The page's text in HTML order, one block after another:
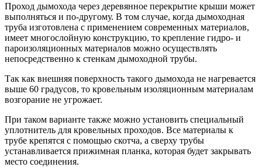
Проход дымохода через деревянное перекрытие крыши может
выполняться и по-другому. В том случае, когда дымоходная
труба изготовлена с применением современных материалов,
имеет многослойную конструкцию, то крепление гидро- и
пароизоляционных материалов можно осуществлять
непосредственно к стенкам дымоходной трубы.
Так как внешняя поверхность такого дымохода не нагревается
выше 60 градусов, то кровельным изоляционным материалам
возгорание не угрожает.
При таком варианте также можно установить специальный
уплотнитель для кровельных проходов. Все материалы к
трубе крепятся с помощью скотча, а сверху трубы
устанавливается прижимная планка, которая будет закрывать
место соединения.